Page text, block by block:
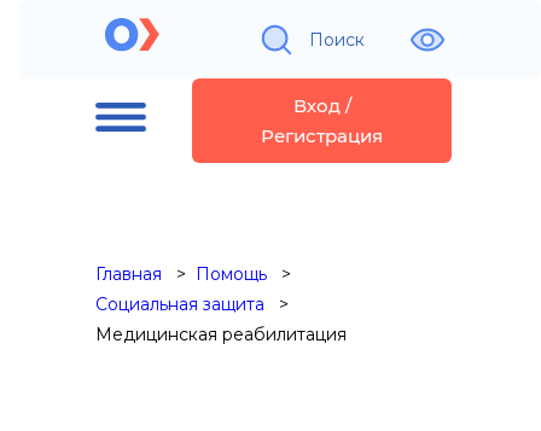
Поиск
Вход /
Регистрация
Главная
Помощь
Социальная защита
Медицинская реабилитация